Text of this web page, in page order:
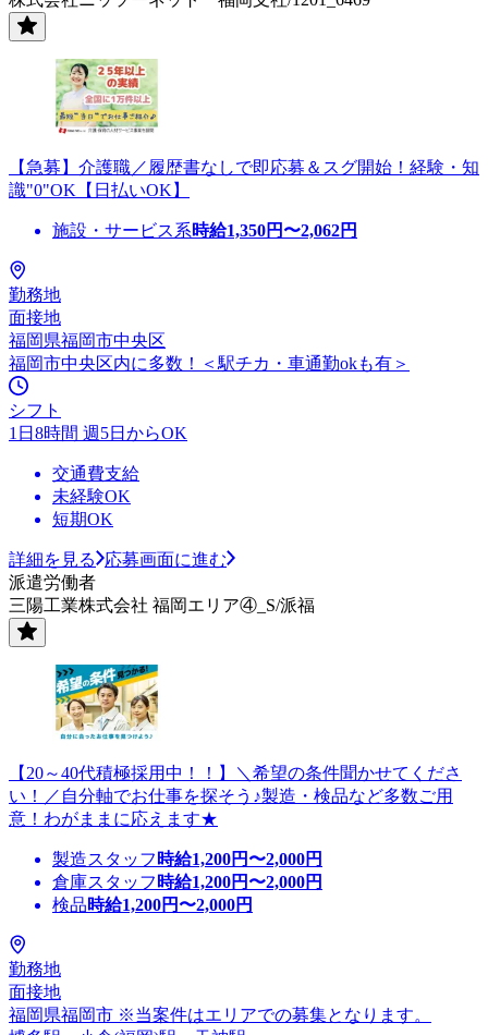
【急募】介護職／履歴書なしで即応募＆スグ開始！経験・知
識"0"OK【日払いOK】
施設・サービス系時給1,350円〜2,062円
勤務地
面接地
福岡県福岡市中央区
福岡市中央区内に多数！＜駅チカ・車通勤okも有＞
シフト
1日8時間 週5日からOK
交通費支給
未経験OK
短期OK
詳細を見る
応募画面に進む
派遣労働者
三陽工業株式会社 福岡エリア④_S/派福
【20～40代積極採用中！！】＼希望の条件聞かせてくださ
い！／自分軸でお仕事を探そう♪製造・検品など多数ご用
意！わがままに応えます★
製造スタッフ 時給1,200円〜2,000円
倉庫スタッフ 時給1,200円〜2,000円
検品時給1,200円〜2,000円
勤務地
面接地
福岡県福岡市 ※当案件はエリアでの募集となります。